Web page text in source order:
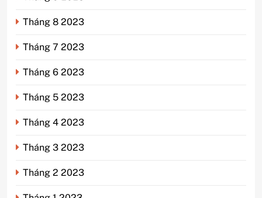
Tháng 8 2023
Tháng 7 2023
Tháng 6 2023
Tháng 5 2023
Tháng 4 2023
Tháng 3 2023
Tháng 2 2023